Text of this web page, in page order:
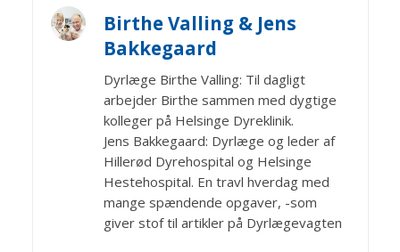
Birthe Valling & Jens
Bakkegaard
Dyrlæge Birthe Valling: Til dagligt
arbejder Birthe sammen med dygtige
kolleger på Helsinge Dyreklinik.
Jens Bakkegaard: Dyrlæge og leder af
Hillerød Dyrehospital og Helsinge
Hestehospital. En travl hverdag med
mange spændende opgaver, -som
giver stof til artikler på Dyrlægevagten